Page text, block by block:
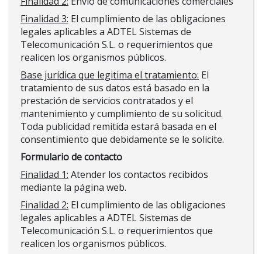
Finalidad 3: El cumplimiento de las obligaciones
legales aplicables a ADTEL Sistemas de
Telecomunicación S.L. o requerimientos que
realicen los organismos públicos.
Base jurídica que legitima el tratamiento: El
tratamiento de sus datos está basado en la
prestación de servicios contratados y el
mantenimiento y cumplimiento de su solicitud.
Toda publicidad remitida estará basada en el
consentimiento que debidamente se le solicite.
Formulario de contacto
Finalidad 1: Atender los contactos recibidos
mediante la página web.
Finalidad 2: El cumplimiento de las obligaciones
legales aplicables a ADTEL Sistemas de
Telecomunicación S.L. o requerimientos que
realicen los organismos públicos.